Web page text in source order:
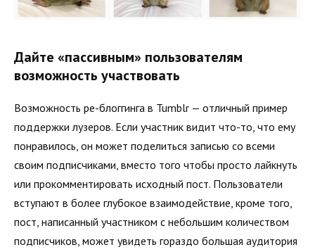
Дайте «пассивным» пользователям
возможность участвовать
Возможность ре-блоггинга в Tumblr — отличный пример
поддержки лузеров. Если участник видит что-то, что ему
понравилось, он может поделиться записью со всеми
своим подписчиками, вместо того чтобы просто лайкнуть
или прокомментировать исходный пост. Пользователи
вступают в более глубокое взаимодействие, кроме того,
пост, написанный участником с небольшим количеством
подписчиков, может увидеть гораздо большая аудитория